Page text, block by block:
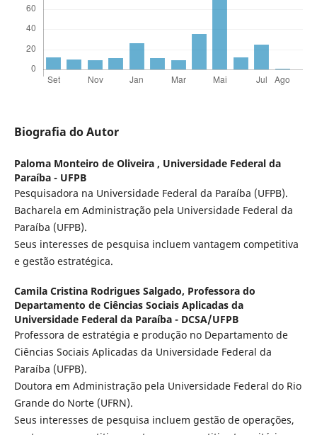
Biografia do Autor
Paloma Monteiro de Oliveira , Universidade Federal da
Paraíba - UFPB
Pesquisadora na Universidade Federal da Paraíba (UFPB).
Bacharela em Administração pela Universidade Federal da
Paraíba (UFPB).
Seus interesses de pesquisa incluem vantagem competitiva
e gestão estratégica.
Camila Cristina Rodrigues Salgado, Professora do
Departamento de Ciências Sociais Aplicadas da
Universidade Federal da Paraíba - DCSA/UFPB
Professora de estratégia e produção no Departamento de
Ciências Sociais Aplicadas da Universidade Federal da
Paraíba (UFPB).
Doutora em Administração pela Universidade Federal do Rio
Grande do Norte (UFRN).
Seus interesses de pesquisa incluem gestão de operações,